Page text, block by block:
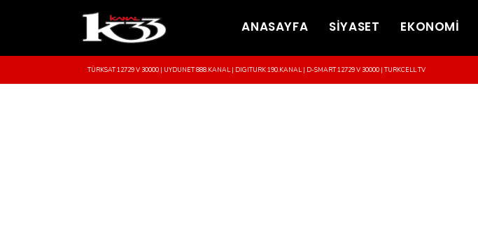
ANASAYFA SİYASET EKONOMİ
TÜRKSAT 12729 V 30000 | UYDUNET 888.KANAL | DIGITURK 190.KANAL | D-SMART 12729 V 30000 | TURKCELL TV